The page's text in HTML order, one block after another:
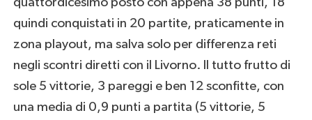
quindi conquistati in 20 partite, praticamente in
zona playout, ma salva solo per differenza reti
negli scontri diretti con il Livorno. Il tutto frutto di
sole 5 vittorie, 3 pareggi e ben 12 sconfitte, con
una media di 0,9 punti a partita (5 vittorie, 5